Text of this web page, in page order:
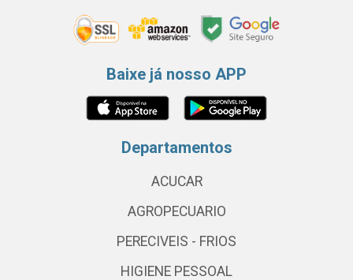
Baixe já nosso APP
Departamentos
ACUCAR
AGROPECUARIO
PERECIVEIS - FRIOS
HIGIENE PESSOAL